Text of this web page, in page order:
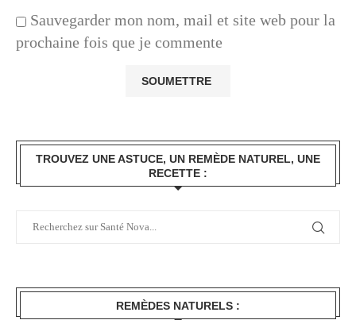
Sauvegarder mon nom, mail et site web pour la
prochaine fois que je commente
TROUVEZ UNE ASTUCE, UN REMÈDE NATUREL, UNE
RECETTE :
REMÈDES NATURELS :